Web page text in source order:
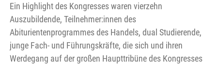
Ein Highlight des Kongresses waren vierzehn
Auszubildende, Teilnehmer:innen des
Abiturientenprogrammes des Handels, dual Studierende,
junge Fach- und Führungskräfte, die sich und ihren
Werdegang auf der großen Haupttribüne des Kongresses